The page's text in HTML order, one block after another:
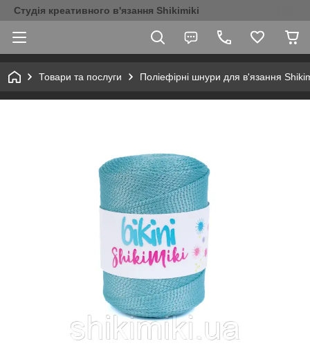
Студія креативного в'язання Shikimiki
Товари та послуги Поліефірні шнури для в'язання